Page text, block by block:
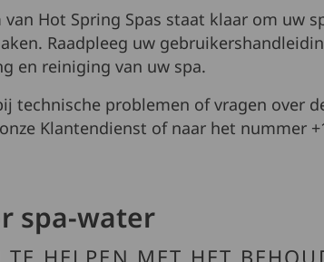
Hot Spring Spas staat klaar om uw
Raadpleeg uw
en reiniging van uw spa.
technische problemen of vragen over
Klantendienst of naar het nummer
spa-water
TE HELPEN MET HET